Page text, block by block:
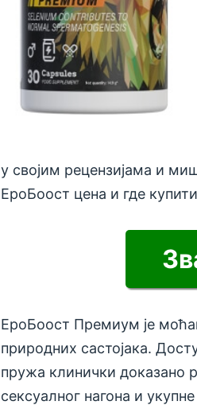
у својим рецензијама и
ЕроБоост цена и где
ЕроБоост Премиум је
природних састојака.
пружа клинички доказано
сексуалног нагона и